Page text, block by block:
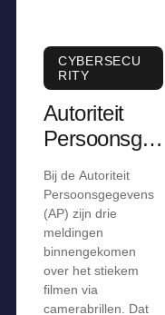
CYBERSECU
RITY
Autoriteit
Persoonsge
meldingen
over stiekem
filmen via
camerabril
Bij de Autoriteit
Persoonsgegevens
(AP) zijn drie
meldingen
binnengekomen
over het stiekem
filmen via
camerabrillen. Dat